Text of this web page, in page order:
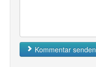
Kommentar senden